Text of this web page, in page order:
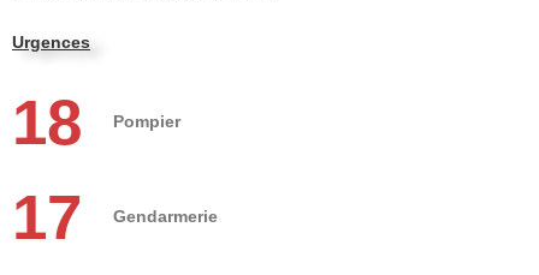
Urgences
18 Pompier
17 Gendarmerie